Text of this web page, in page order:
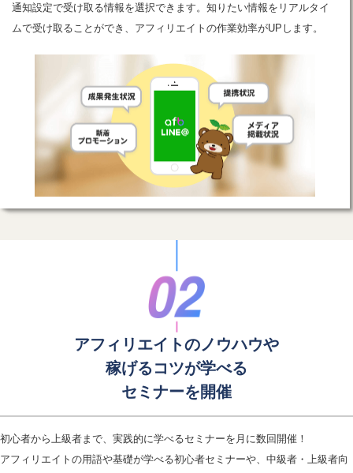
通知設定で受け取る情報を選択できます。知りたい情報をリアルタイ
ムで受け取ることができ、アフィリエイトの作業効率がUPします。
アフィリエイトのノウハウや
稼げるコツが学べる
セミナーを開催
初心者から上級者まで、実践的に学べるセミナーを月に数回開催！
アフィリエイトの用語や基礎が学べる初心者セミナーや、中級者・上級者向